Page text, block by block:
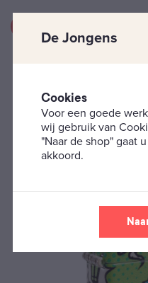
Zippo's Fantasie
De Jongens
Cookies
Voor een goede
wij gebruik van
"Naar de shop" gaat
akkoord.